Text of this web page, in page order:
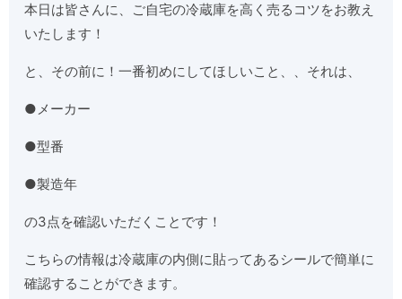
本日は皆さんに、ご自宅の冷蔵庫を高く売るコツをお教え
いたします！
と、その前に！一番初めにしてほしいこと、、それは、
●メーカー
●型番
●製造年
の3点を確認いただくことです！
こちらの情報は冷蔵庫の内側に貼ってあるシールで簡単に
確認することができます。